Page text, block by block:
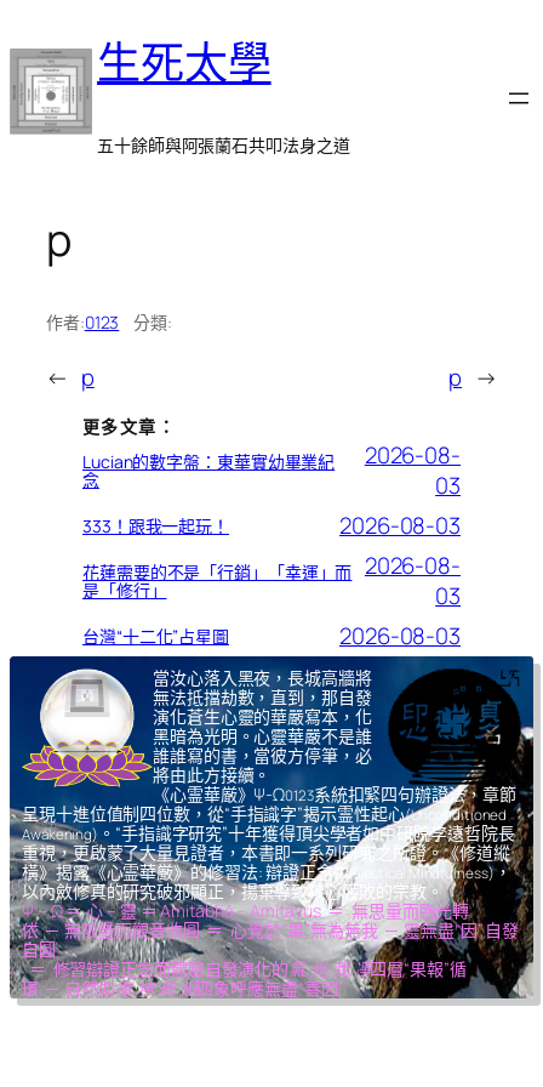
至
主
要
內
生死太學
五十餘師與阿張蘭石共叩法身之道
p
作者:0123 分類:
← p p →
更多文章：
Lucian的數字盤：東華實幼畢業紀
念
2026-08-
03
333！跟我一起玩！ 2026-08-03
花蓮需要的不是「行銷」「幸運」而
是「修行」
2026-08-
03
台灣“十二化”占星圖 2026-08-03
當汝心落入黑夜，長城高牆將
無法抵擋劫數，直到，那自發
演化蒼生心靈的華嚴寫本，化
黑暗為光明。心靈華嚴不是誰
誰誰寫的書，當彼方停筆，必
將由此方接續。
《心霊華厳》Ψ-Ω0123系統扣緊四句辦證法，章節
呈現十進位值制四位數，從“手指識字”揭示霊性起心(Unconditioned
Awakening) 。“手指識字研究”十年獲得頂尖學者如中研院李遠哲院長
重視，更啟蒙了大量見證者，本書即一系列研究之所證。《修道縱
橫》揭露《心霊華厳》的修習法: 辯證正念(Dialectical Mindfulness)，
以內斂修真的研究破邪顯正，揚棄導致核心腐敗的宗教。
Ψ – Ω ＝ 心 – 靈 ＝ Amitābhā – Amitāyus ＝ 無思量而臨光轉
依 ─ 無限量而觀音收圓 ＝ 心覺於“果”,無為無我 ─ 靈無盡“因”,自發
自圓
＝ 修習辯證正念而體驗自發演化的氣,光,我,凈四層“果報”循
環 ─ 自然如復,坤,乾,逅四象呼應無盡“善因”